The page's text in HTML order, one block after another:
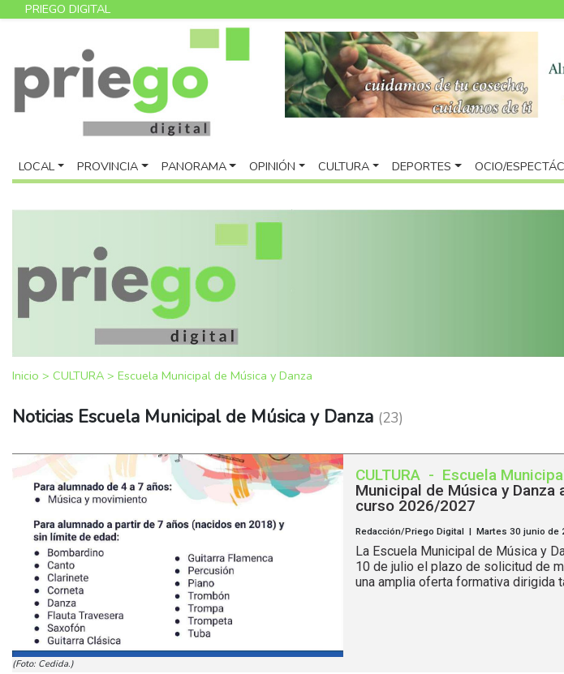
PRIEGO DIGITAL
LOCAL PROVINCIA PANORAMA OPINIÓN CULTURA DEPORTES OCIO/
Inicio > CULTURA > Escuela Municipal de Música y Danza
Noticias Escuela Municipal de Música y Danza (23)
(Foto: Cedida.)
CULTURA - Escuela
Municipal de Música y
curso 2026/2027
Redacción/Priego Digital | Martes 30 junio de
La Escuela Municipal de Música y
10 de julio el plazo de solicitud de
una amplia oferta formativa dirigida